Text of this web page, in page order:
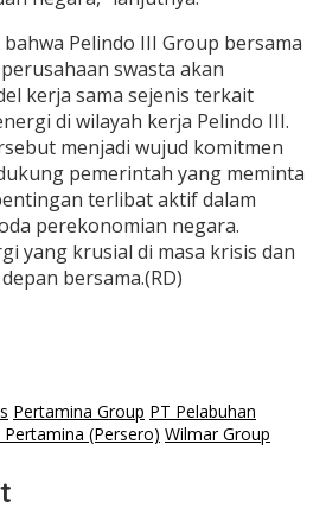
Pelindo III Group bersama
swasta akan
kerja sama sejenis terkait
di wilayah kerja Pelindo III.
menjadi wujud komitmen
pemerintah yang meminta
terlibat aktif dalam
perekonomian negara.
yang krusial di masa krisis dan
bersama.(RD)
Pertamina Group PT Pelabuhan
Pertamina (Persero) Wilmar Group